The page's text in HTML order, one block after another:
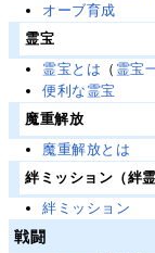
オーブ育成
霊宝
霊宝とは （ 霊宝
便利な霊宝
魔重解放
魔重解放とは
絆ミッション（絆霊
絆ミッション
戦闘